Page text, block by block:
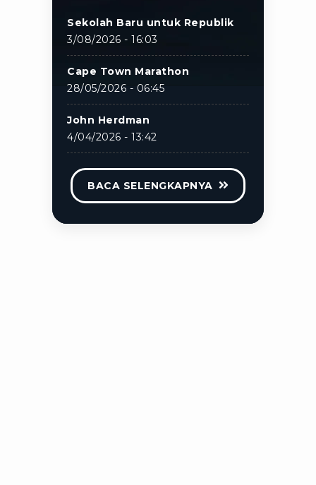
Sekolah Baru untuk Republik
3/08/2026 - 16:03
Cape Town Marathon
28/05/2026 - 06:45
John Herdman
4/04/2026 - 13:42
BACA SELENGKAPNYA